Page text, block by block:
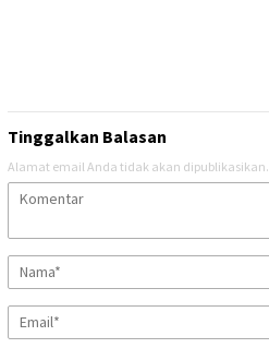
Tinggalkan Balasan
Alamat email Anda tidak akan dipublikasikan.